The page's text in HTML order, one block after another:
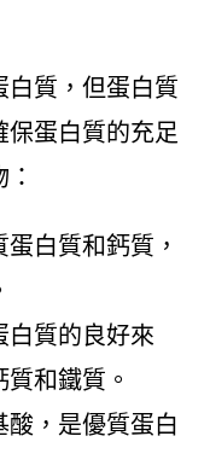
白質，但蛋白質
保蛋白質的充足
白質和鈣質，
白質的良好來
和鐵質。
酸，是優質蛋白